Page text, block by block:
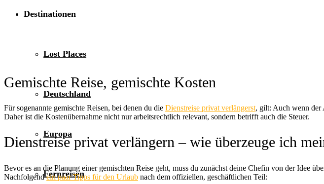
Destinationen
Lost Places
Deutschland
Europa
Fernreisen
Gemischte Reise, gemischte Kosten
Für sogenannte gemischte Reisen, bei denen du die Dienstreise privat verlängerst, gilt: Auch wenn der
Daher ist die Kostenübernahme nicht nur arbeitsrechtlich relevant, sondern betrifft auch die Steuer.
Dienstreise privat verlängern – wie überzeuge ich
Bevor es an die Planung einer gemischten Reise geht, muss du zunächst deine Chefin von der Idee
Nachfolgendein paar Tipps für den Urlaub nach dem offiziellen, geschäftlichen Teil: